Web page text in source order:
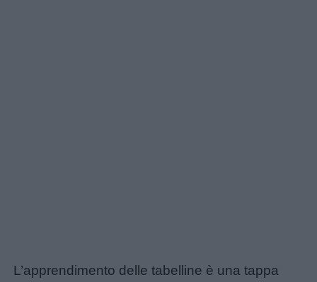
L’apprendimento delle tabelline è una tappa